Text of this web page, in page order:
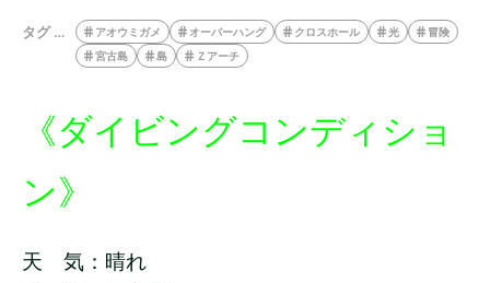
タグ … アオウミガメ オーバーハング クロスホール 光
冒険
宮古島
島 Ｚアーチ
《ダイビングコンディショ
ン》
天 気：晴れ